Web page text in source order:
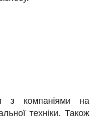
з компаніями на
техніки. Також